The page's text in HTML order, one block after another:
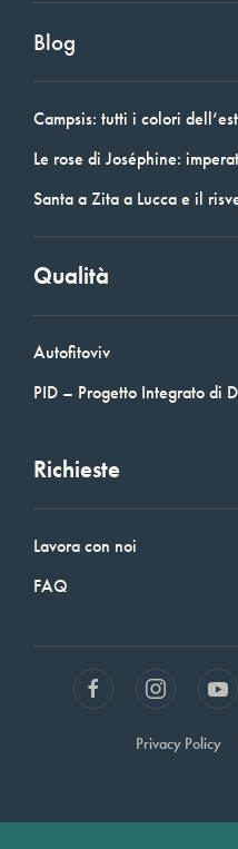
Blog
Campsis: tutti i colori
Le rose di Joséphine:
Santa a Zita a Lucca e il
Qualità
Autofitoviv
PID – Progetto Integrato di
Richieste
Lavora con noi
FAQ
Privacy Policy